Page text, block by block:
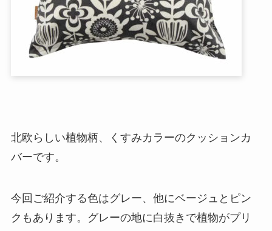
北欧らしい植物柄、くすみカラーのクッションカ
バーです。
今回ご紹介する色はグレー、他にベージュとピン
クもあります。グレーの地に白抜きで植物がプリ